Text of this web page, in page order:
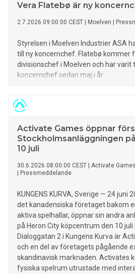
Vera Flatebø är ny
2.7.2026 09:00:00 CEST Moelven
Styrelsen i Moelven Industrier ASA
till ny koncernchef. Flatebø kommer
divisionschef i Moelven och har varit
koncernchef sedan maj i år.
Activate Games öppnar
Stockholmsanläggningen
10 juli
30.6.2026 08:00:00 CEST
Activate
Pressmeddelande
KUNGENS KURVA, Sverige — 24 juni
det kanadensiska företaget bakom
aktiva spelhallar, öppnar sin andra
på Heron City köpcentrum den 10
Dialoggatan 2 i Kungens Kurva är
och en del av företagets pågående
skandinavisk marknaden. Activates
fysiska spelrum utrustade med